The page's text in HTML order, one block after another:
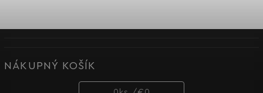
NÁKUPNÝ KOŠÍK